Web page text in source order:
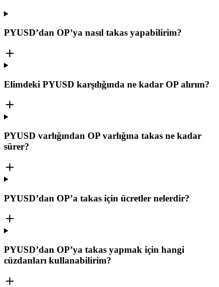
PYUSD’dan OP’ya nasıl takas yapabilirim?
Elimdeki PYUSD karşılığında ne kadar OP alırım?
PYUSD varlığından OP varlığına takas ne kadar
sürer?
PYUSD’dan OP’a takas için ücretler nelerdir?
PYUSD’dan OP’ya takas yapmak için hangi
cüzdanları kullanabilirim?